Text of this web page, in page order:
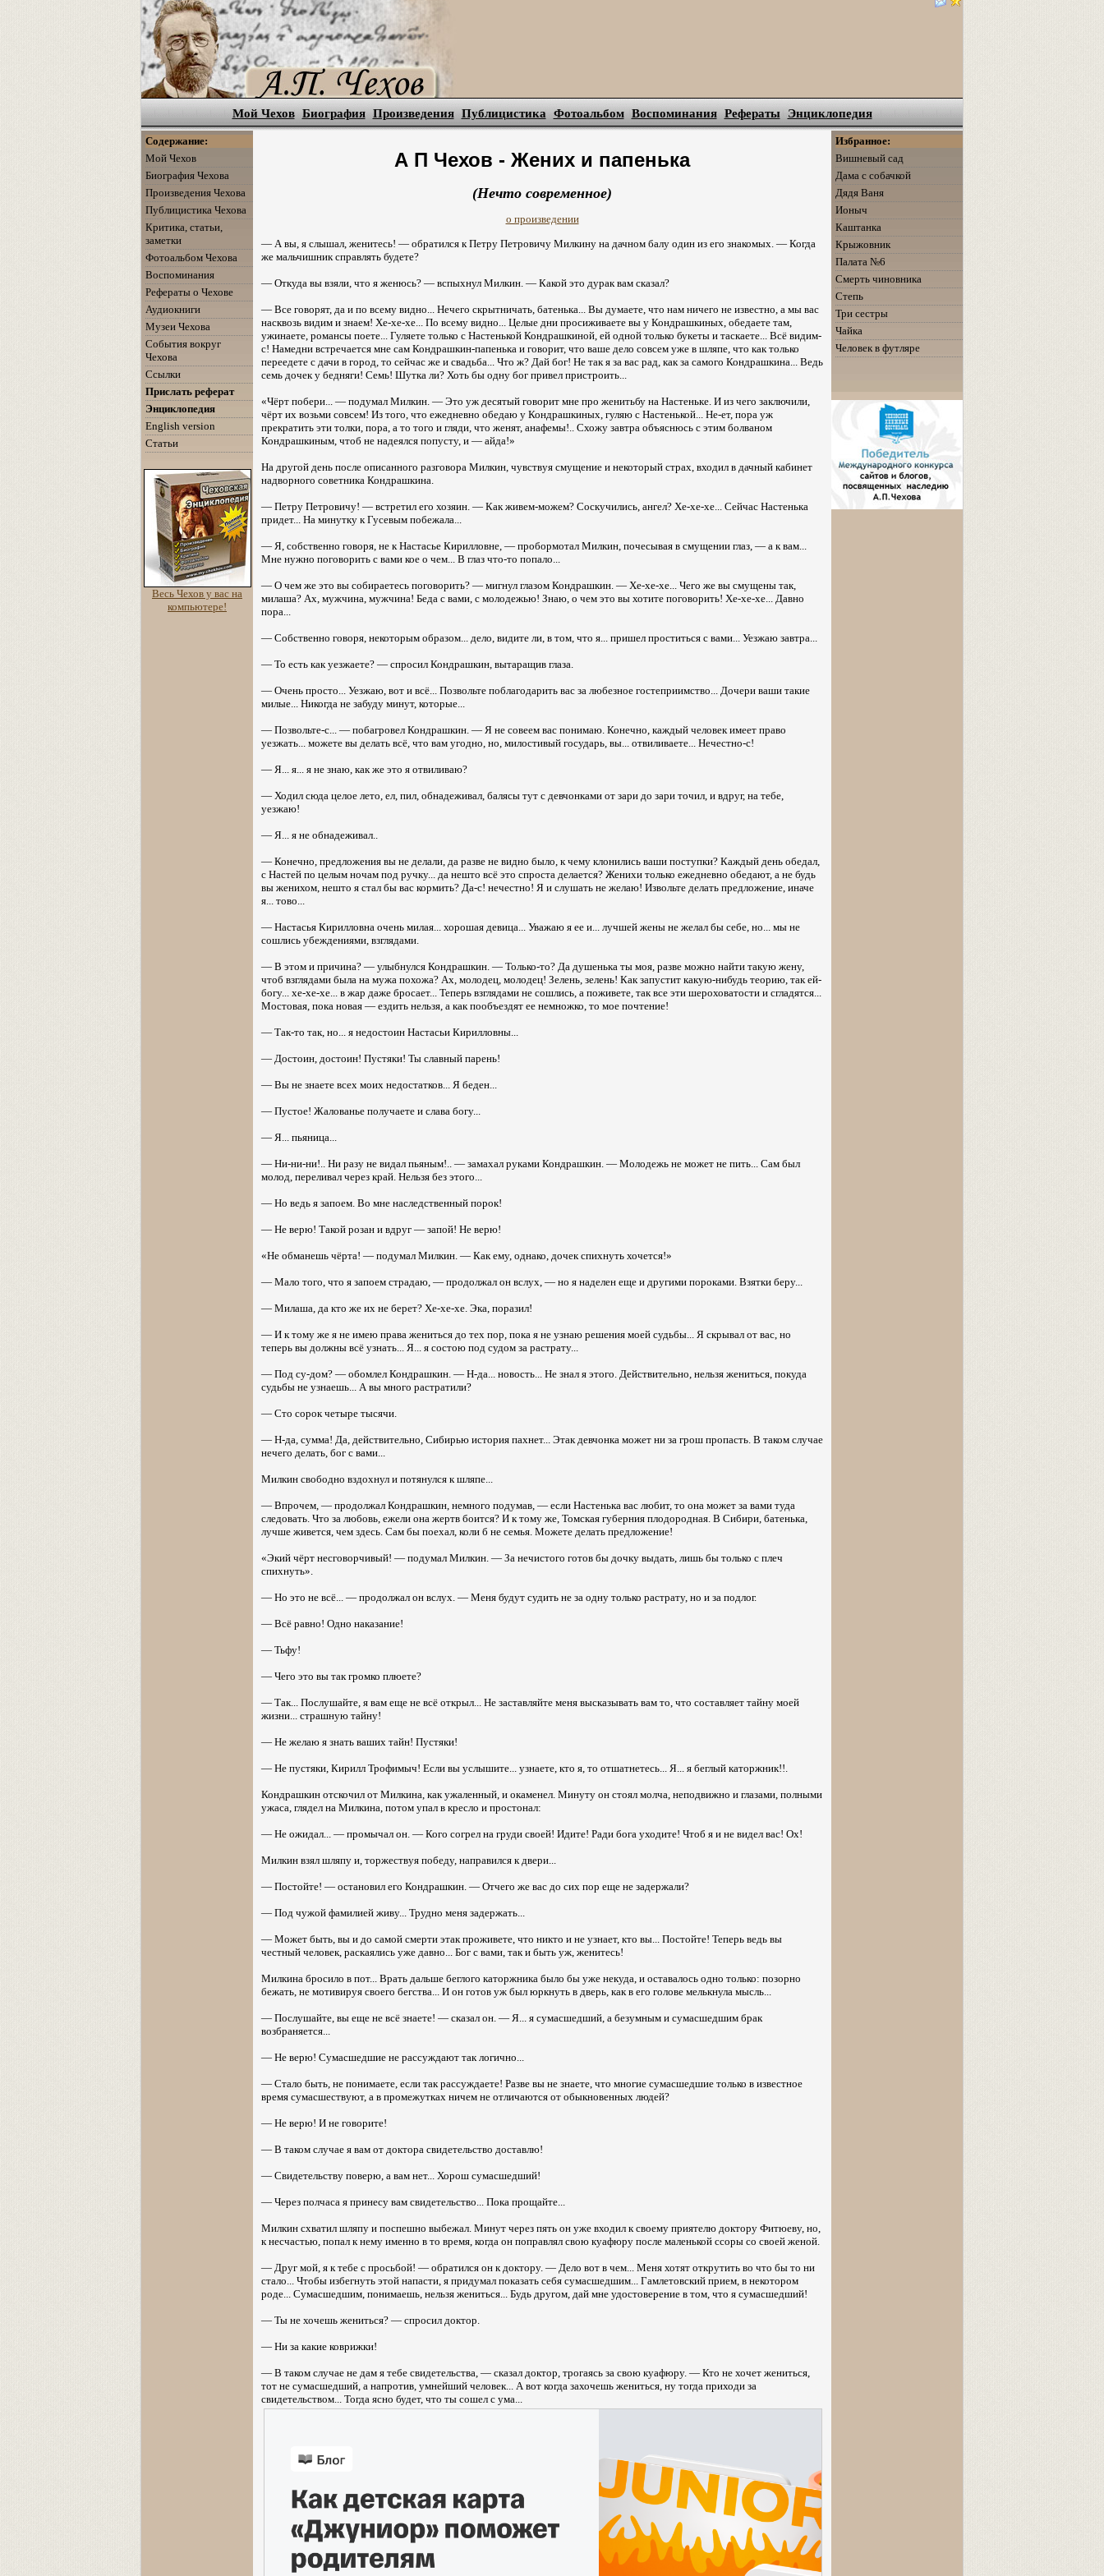
Мой Чехов Биография Произведения Публицистика Фотоальбом Воспоминания Рефераты Энциклопедия
Содержание:
Мой Чехов
Биография Чехова
Произведения Чехова
Публицистика Чехова
Критика, статьи,
заметки
Фотоальбом Чехова
Воспоминания
Рефераты о Чехове
Аудиокниги
Музеи Чехова
События вокруг
Чехова
Ссылки
Прислать реферат
Энциклопедия
English version
Статьи
Весь Чехов у вас на
компьютере!
А П Чехов - Жених и папенька
(Нечто современное)
о произведении
— А вы, я слышал, женитесь! — обратился к Петру Петровичу Милкину на дачном балу один из его знакомых. — Когда
же мальчишник справлять будете?
— Откуда вы взяли, что я женюсь? — вспыхнул Милкин. — Какой это дурак вам сказал?
— Все говорят, да и по всему видно... Нечего скрытничать, батенька... Вы думаете, что нам ничего не известно, а мы вас
насквозь видим и знаем! Хе-хе-хе... По всему видно... Целые дни просиживаете вы у Кондрашкиных, обедаете там,
ужинаете, романсы поете... Гуляете только с Настенькой Кондрашкиной, ей одной только букеты и таскаете... Всё видим-
с! Намедни встречается мне сам Кондрашкин-папенька и говорит, что ваше дело совсем уже в шляпе, что как только
переедете с дачи в город, то сейчас же и свадьба... Что ж? Дай бог! Не так я за вас рад, как за самого Кондрашкина... Ведь
семь дочек у бедняги! Семь! Шутка ли? Хоть бы одну бог привел пристроить...
«Чёрт побери... — подумал Милкин. — Это уж десятый говорит мне про женитьбу на Настеньке. И из чего заключили,
чёрт их возьми совсем! Из того, что ежедневно обедаю у Кондрашкиных, гуляю с Настенькой... Не-ет, пора уж
прекратить эти толки, пора, а то того и гляди, что женят, анафемы!.. Схожу завтра объяснюсь с этим болваном
Кондрашкиным, чтоб не надеялся попусту, и — айда!»
На другой день после описанного разговора Милкин, чувствуя смущение и некоторый страх, входил в дачный кабинет
надворного советника Кондрашкина.
— Петру Петровичу! — встретил его хозяин. — Как живем-можем? Соскучились, ангел? Хе-хе-хе... Сейчас Настенька
придет... На минутку к Гусевым побежала...
— Я, собственно говоря, не к Настасье Кирилловне, — пробормотал Милкин, почесывая в смущении глаз, — а к вам...
Мне нужно поговорить с вами кое о чем... В глаз что-то попало...
— О чем же это вы собираетесь поговорить? — мигнул глазом Кондрашкин. — Хе-хе-хе... Чего же вы смущены так,
милаша? Ах, мужчина, мужчина! Беда с вами, с молодежью! Знаю, о чем это вы хотите поговорить! Хе-хе-хе... Давно
пора...
— Собственно говоря, некоторым образом... дело, видите ли, в том, что я... пришел проститься с вами... Уезжаю завтра...
— То есть как уезжаете? — спросил Кондрашкин, вытаращив глаза.
— Очень просто... Уезжаю, вот и всё... Позвольте поблагодарить вас за любезное гостеприимство... Дочери ваши такие
милые... Никогда не забуду минут, которые...
— Позвольте-с... — побагровел Кондрашкин. — Я не совеем вас понимаю. Конечно, каждый человек имеет право
уезжать... можете вы делать всё, что вам угодно, но, милостивый государь, вы... отвиливаете... Нечестно-с!
— Я... я... я не знаю, как же это я отвиливаю?
— Ходил сюда целое лето, ел, пил, обнадеживал, балясы тут с девчонками от зари до зари точил, и вдруг, на тебе,
уезжаю!
— Я... я не обнадеживал..
— Конечно, предложения вы не делали, да разве не видно было, к чему клонились ваши поступки? Каждый день обедал,
с Настей по целым ночам под ручку... да нешто всё это спроста делается? Женихи только ежедневно обедают, а не будь
вы женихом, нешто я стал бы вас кормить? Да-с! нечестно! Я и слушать не желаю! Извольте делать предложение, иначе
я... тово...
— Настасья Кирилловна очень милая... хорошая девица... Уважаю я ее и... лучшей жены не желал бы себе, но... мы не
сошлись убеждениями, взглядами.
— В этом и причина? — улыбнулся Кондрашкин. — Только-то? Да душенька ты моя, разве можно найти такую жену,
чтоб взглядами была на мужа похожа? Ах, молодец, молодец! Зелень, зелень! Как запустит какую-нибудь теорию, так ей-
богу... хе-хе-хе... в жар даже бросает... Теперь взглядами не сошлись, а поживете, так все эти шероховатости и сгладятся...
Мостовая, пока новая — ездить нельзя, а как пообъездят ее немножко, то мое почтение!
— Так-то так, но... я недостоин Настасьи Кирилловны...
— Достоин, достоин! Пустяки! Ты славный парень!
— Вы не знаете всех моих недостатков... Я беден...
— Пустое! Жалованье получаете и слава богу...
— Я... пьяница...
— Ни-ни-ни!.. Ни разу не видал пьяным!.. — замахал руками Кондрашкин. — Молодежь не может не пить... Сам был
молод, переливал через край. Нельзя без этого...
— Но ведь я запоем. Во мне наследственный порок!
— Не верю! Такой розан и вдруг — запой! Не верю!
«Не обманешь чёрта! — подумал Милкин. — Как ему, однако, дочек спихнуть хочется!»
— Мало того, что я запоем страдаю, — продолжал он вслух, — но я наделен еще и другими пороками. Взятки беру...
— Милаша, да кто же их не берет? Хе-хе-хе. Эка, поразил!
— И к тому же я не имею права жениться до тех пор, пока я не узнаю решения моей судьбы... Я скрывал от вас, но
теперь вы должны всё узнать... Я... я состою под судом за растрату...
— Под су-дом? — обомлел Кондрашкин. — Н-да... новость... Не знал я этого. Действительно, нельзя жениться, покуда
судьбы не узнаешь... А вы много растратили?
— Сто сорок четыре тысячи.
— Н-да, сумма! Да, действительно, Сибирью история пахнет... Этак девчонка может ни за грош пропасть. В таком случае
нечего делать, бог с вами...
Милкин свободно вздохнул и потянулся к шляпе...
— Впрочем, — продолжал Кондрашкин, немного подумав, — если Настенька вас любит, то она может за вами туда
следовать. Что за любовь, ежели она жертв боится? И к тому же, Томская губерния плодородная. В Сибири, батенька,
лучше живется, чем здесь. Сам бы поехал, коли б не семья. Можете делать предложение!
«Экий чёрт несговорчивый! — подумал Милкин. — За нечистого готов бы дочку выдать, лишь бы только с плеч
спихнуть».
— Но это не всё... — продолжал он вслух. — Меня будут судить не за одну только растрату, но и за подлог.
— Всё равно! Одно наказание!
— Тьфу!
— Чего это вы так громко плюете?
— Так... Послушайте, я вам еще не всё открыл... Не заставляйте меня высказывать вам то, что составляет тайну моей
жизни... страшную тайну!
— Не желаю я знать ваших тайн! Пустяки!
— Не пустяки, Кирилл Трофимыч! Если вы услышите... узнаете, кто я, то отшатнетесь... Я... я беглый каторжник!!.
Кондрашкин отскочил от Милкина, как ужаленный, и окаменел. Минуту он стоял молча, неподвижно и глазами, полными
ужаса, глядел на Милкина, потом упал в кресло и простонал:
— Не ожидал... — промычал он. — Кого согрел на груди своей! Идите! Ради бога уходите! Чтоб я и не видел вас! Ох!
Милкин взял шляпу и, торжествуя победу, направился к двери...
— Постойте! — остановил его Кондрашкин. — Отчего же вас до сих пор еще не задержали?
— Под чужой фамилией живу... Трудно меня задержать...
— Может быть, вы и до самой смерти этак проживете, что никто и не узнает, кто вы... Постойте! Теперь ведь вы
честный человек, раскаялись уже давно... Бог с вами, так и быть уж, женитесь!
Милкина бросило в пот... Врать дальше беглого каторжника было бы уже некуда, и оставалось одно только: позорно
бежать, не мотивируя своего бегства... И он готов уж был юркнуть в дверь, как в его голове мелькнула мысль...
— Послушайте, вы еще не всё знаете! — сказал он. — Я... я сумасшедший, а безумным и сумасшедшим брак
возбраняется...
— Не верю! Сумасшедшие не рассуждают так логично...
— Стало быть, не понимаете, если так рассуждаете! Разве вы не знаете, что многие сумасшедшие только в известное
время сумасшествуют, а в промежутках ничем не отличаются от обыкновенных людей?
— Не верю! И не говорите!
— В таком случае я вам от доктора свидетельство доставлю!
— Свидетельству поверю, а вам нет... Хорош сумасшедший!
— Через полчаса я принесу вам свидетельство... Пока прощайте...
Милкин схватил шляпу и поспешно выбежал. Минут через пять он уже входил к своему приятелю доктору Фитюеву, но,
к несчастью, попал к нему именно в то время, когда он поправлял свою куафюру после маленькой ссоры со своей женой.
— Друг мой, я к тебе с просьбой! — обратился он к доктору. — Дело вот в чем... Меня хотят открутить во что бы то ни
стало... Чтобы избегнуть этой напасти, я придумал показать себя сумасшедшим... Гамлетовский прием, в некотором
роде... Сумасшедшим, понимаешь, нельзя жениться... Будь другом, дай мне удостоверение в том, что я сумасшедший!
— Ты не хочешь жениться? — спросил доктор.
— Ни за какие коврижки!
— В таком случае не дам я тебе свидетельства, — сказал доктор, трогаясь за свою куафюру. — Кто не хочет жениться,
тот не сумасшедший, а напротив, умнейший человек... А вот когда захочешь жениться, ну тогда приходи за
свидетельством... Тогда ясно будет, что ты сошел с ума...
Избранное:
Вишневый сад
Дама с собачкой
Дядя Ваня
Ионыч
Каштанка
Крыжовник
Палата №6
Смерть чиновника
Степь
Три сестры
Чайка
Человек в футляре